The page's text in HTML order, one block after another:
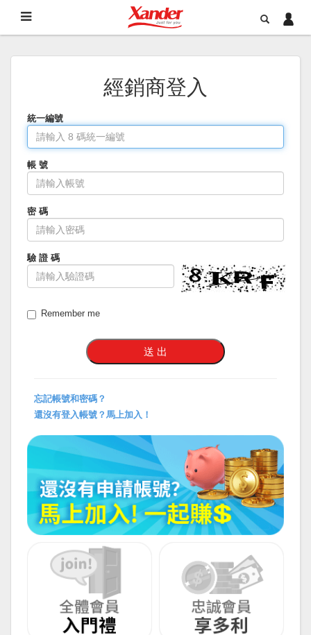
經銷商登入
統一編號
帳 號
密 碼
驗 證 碼
Remember me
忘記帳號和密碼？
還沒有登入帳號？馬上加入！